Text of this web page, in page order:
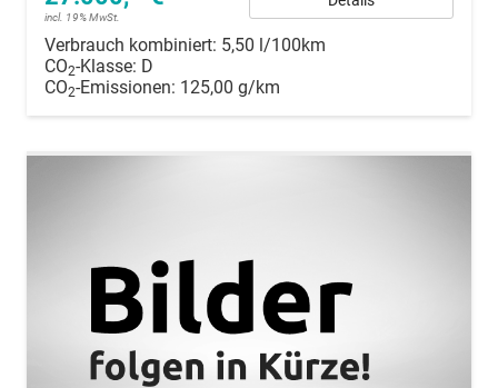
incl. 19% MwSt.
Verbrauch kombiniert: 5,50 l/100km
CO2-Klasse: D
CO2-Emissionen: 125,00 g/km